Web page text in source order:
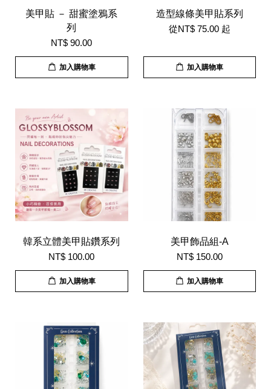
美甲貼 － 甜蜜塗鴉系
列
NT$ 90.00
加入購物車
造型線條美甲貼系列
從NT$ 75.00 起
加入購物車
韓系立體美甲貼鑽系列
NT$ 100.00
加入購物車
美甲飾品組-A
NT$ 150.00
加入購物車